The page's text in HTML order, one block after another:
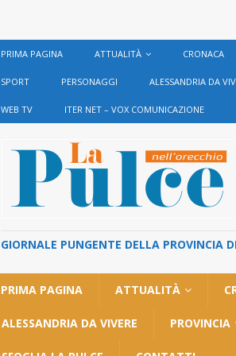
PRIMA PAGINA ATTUALITÀ CRONACA
SPORT PERSONAGGI ALESSANDRIA DA
WEB TV ITER NET – VOX COMUNICAZIONE
GIORNALE PUNGENTE DELLA PROVINCIA
PRIMA PAGINA ATTUALITÀ
ALESSANDRIA DA VIVERE PROVINCIA